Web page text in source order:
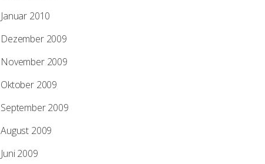
Januar 2010
Dezember 2009
November 2009
Oktober 2009
September 2009
August 2009
Juni 2009